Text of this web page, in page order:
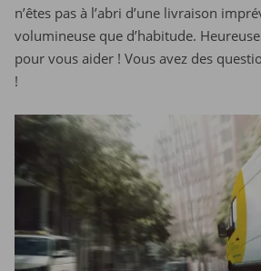
n’êtes pas à l’abri d’une livraison
volumineuse que d’habitude.
pour vous aider ! Vous avez des
!